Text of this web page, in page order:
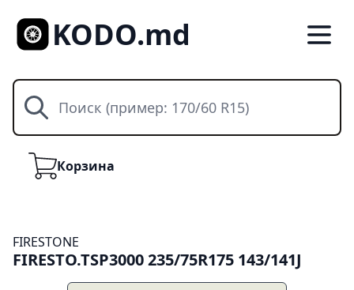
KODO.md
Поиск
КорзинаКорзина
FIRESTONE
FIRESTO.TSP3000 235/75R175 143/141J